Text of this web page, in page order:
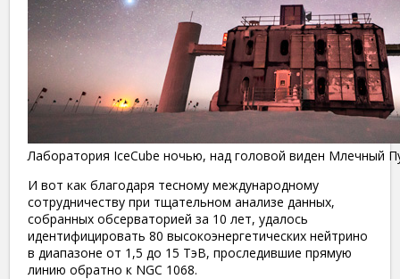
Лаборатория IceCube ночью, над головой виден Млечный
И вот как благодаря тесному международному
сотрудничеству при тщательном анализе данных,
собранных обсерваторией за 10 лет, удалось
идентифицировать 80 высокоэнергетических нейтрино
в диапазоне от 1,5 до 15 ТэВ, проследившие прямую
линию обратно к NGC 1068.